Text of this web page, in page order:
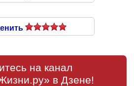
на канал
в Дзене!